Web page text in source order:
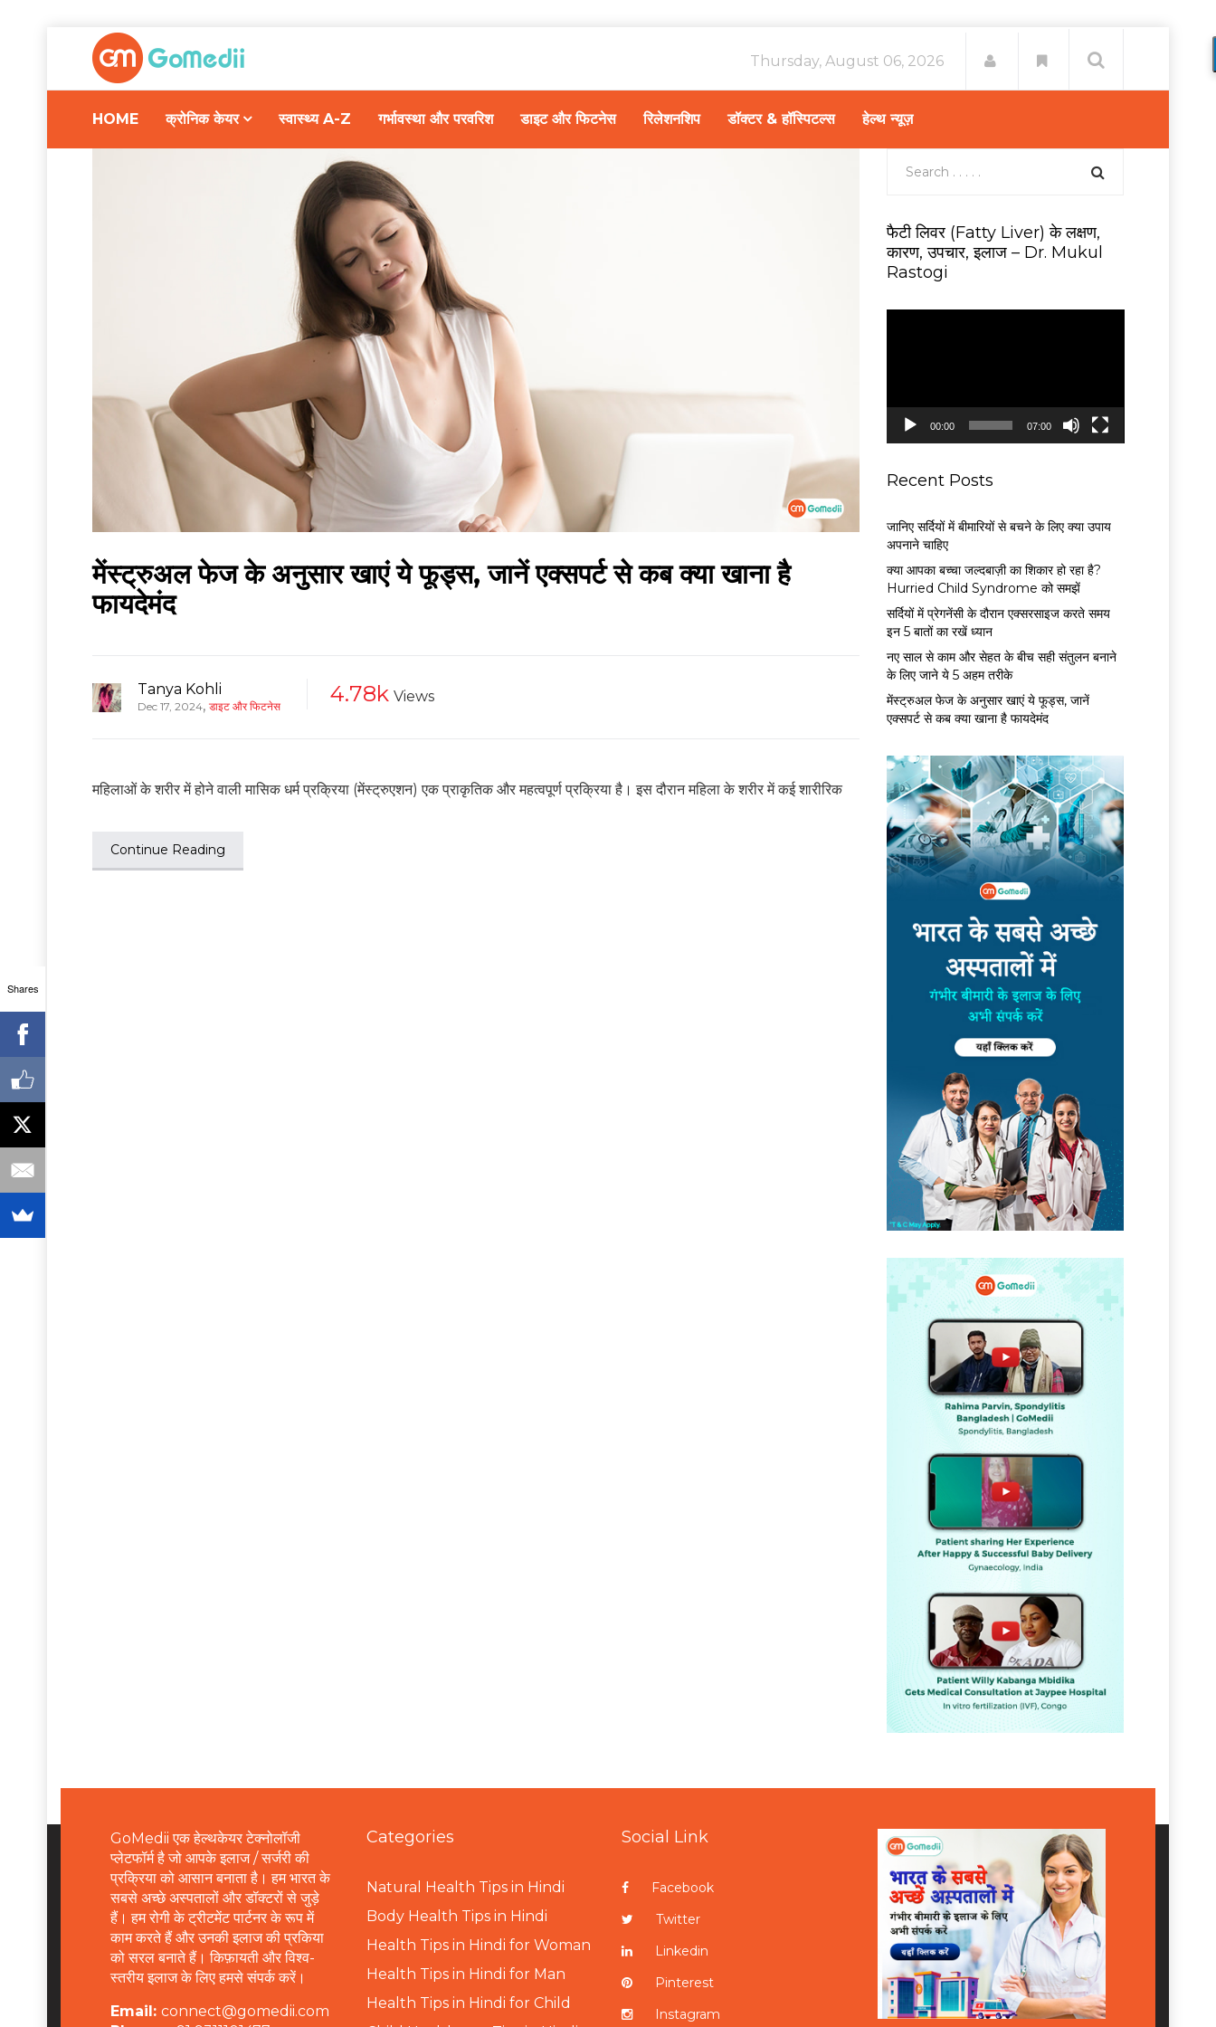
Thursday, August 06, 2026
HOME क्रोनिक केयर स्वास्थ्य A-Z गर्भावस्था और परवरिश डाइट और फिटनेस रिलेशनशिप डॉक्टर & हॉस्पिटल्स हेल्थ न्यूज़
मेंस्ट्रुअल फेज के अनुसार खाएं ये फूड्स, जानें एक्सपर्ट से कब क्या खाना है
फायदेमंद
Tanya Kohli
Dec 17, 2024, डाइट और फिटनेस 4.78k Views
महिलाओं के शरीर में होने वाली मासिक धर्म प्रक्रिया (मेंस्ट्रुएशन) एक प्राकृतिक और महत्वपूर्ण प्रक्रिया है। इस दौरान महिला के शरीर में कई शारीरिक
Continue Reading
फैटी लिवर (Fatty Liver) के लक्षण,
कारण, उपचार, इलाज – Dr. Mukul
Rastogi
y
00:00 07:00
Recent Posts
जानिए सर्दियों में बीमारियों से बचने के लिए क्या उपाय
अपनाने चाहिए
क्या आपका बच्चा जल्दबाज़ी का शिकार हो रहा है?
Hurried Child Syndrome को समझें
सर्द‍ियों में प्रेगनेंसी के दौरान एक्सरसाइज करते समय
इन 5 बातों का रखें ध्यान
नए साल से काम और सेहत के बीच सही संतुलन बनाने
के लिए जाने ये 5 अहम तरीके
मेंस्ट्रुअल फेज के अनुसार खाएं ये फूड्स, जानें
एक्सपर्ट से कब क्या खाना है फायदेमंद
GoMedii एक हेल्थकेयर टेक्नोलॉजी
प्लेटफॉर्म है जो आपके इलाज / सर्जरी की
प्रक्रिया को आसान बनाता है। हम भारत के
सबसे अच्छे अस्पतालों और डॉक्टरों से जुड़े
हैं। हम रोगी के ट्रीटमेंट पार्टनर के रूप में
काम करते हैं और उनकी इलाज की प्रकिया
को सरल बनाते हैं। किफ़ायती और विश्व-
स्तरीय इलाज के लिए हमसे संपर्क करें।
Email: connect@gomedii.com
Categories
Natural Health Tips in Hindi
Body Health Tips in Hindi
Health Tips in Hindi for Woman
Health Tips in Hindi for Man
Health Tips in Hindi for Child
Social Link
Facebook
Twitter
Linkedin
Pinterest
Instagram
Shares